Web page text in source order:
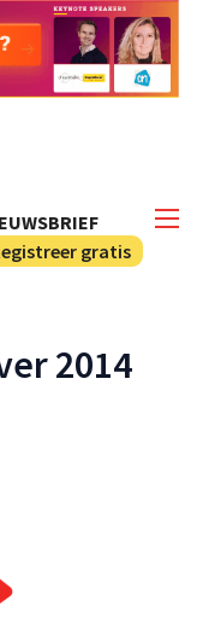
gratis
2014